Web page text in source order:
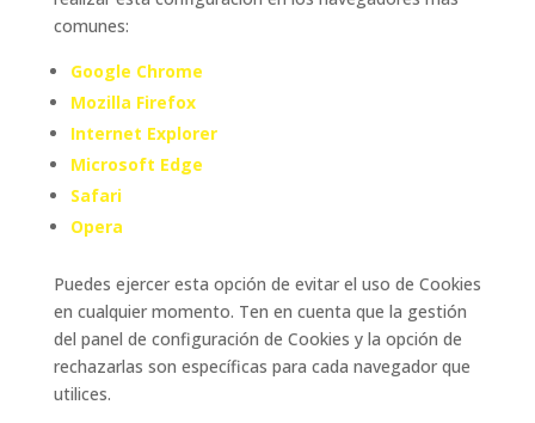
comunes:
Google Chrome
Mozilla Firefox
Internet Explorer
Microsoft Edge
Safari
Opera
Puedes ejercer esta opción de evitar el uso de Cookies
en cualquier momento. Ten en cuenta que la gestión
del panel de configuración de Cookies y la opción de
rechazarlas son específicas para cada navegador que
utilices.